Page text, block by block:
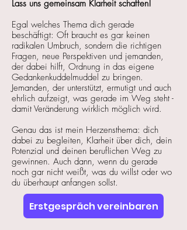
Lass uns gemeinsam Klarheit schaffen!
Egal welches Thema dich gerade
beschäftigt: Oft braucht es gar keinen
radikalen Umbruch, sondern die richtigen
Fragen, neue Perspektiven und jemanden,
der dabei hilft, Ordnung in das eigene
Gedankenkuddelmuddel zu bringen.
Jemanden, der unterstützt, ermutigt und auch
ehrlich aufzeigt, was gerade im Weg steht -
damit Veränderung wirklich möglich wird.
Genau das ist mein Herzensthema: dich
dabei zu begleiten, Klarheit über dich, dein
Potenzial und deinen beruflichen Weg zu
gewinnen. Auch dann, wenn du gerade
noch gar nicht weißt, was du willst oder wo
du überhaupt anfangen sollst.
Erstgespräch vereinbaren